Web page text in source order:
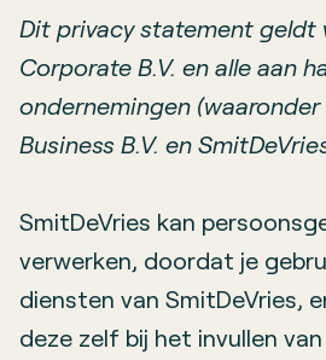
Dit privacy statement geldt
Corporate B.V. en alle aan
ondernemingen (waaronder
Business B.V. en
SmitDeVries kan
verwerken, doordat je
diensten van SmitDeVries,
deze zelf bij het invullen